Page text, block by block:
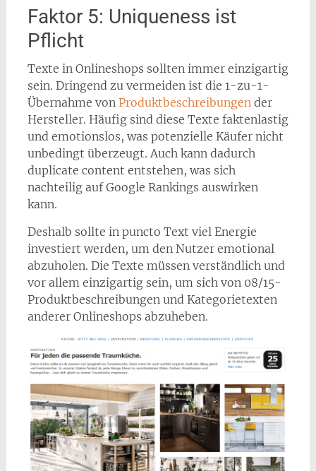
Faktor 5: Uniqueness ist
Pflicht
Texte in Onlineshops sollten immer einzigartig
sein. Dringend zu vermeiden ist die 1-zu-1-
Übernahme von Produktbeschreibungen der
Hersteller. Häufig sind diese Texte faktenlastig
und emotionslos, was potenzielle Käufer nicht
unbedingt überzeugt. Auch kann dadurch
duplicate content entstehen, was sich
nachteilig auf Google Rankings auswirken
kann.
Deshalb sollte in puncto Text viel Energie
investiert werden, um den Nutzer emotional
abzuholen. Die Texte müssen verständlich und
vor allem einzigartig sein, um sich von 08/15-
Produktbeschreibungen und Kategorietexten
anderer Onlineshops abzuheben.